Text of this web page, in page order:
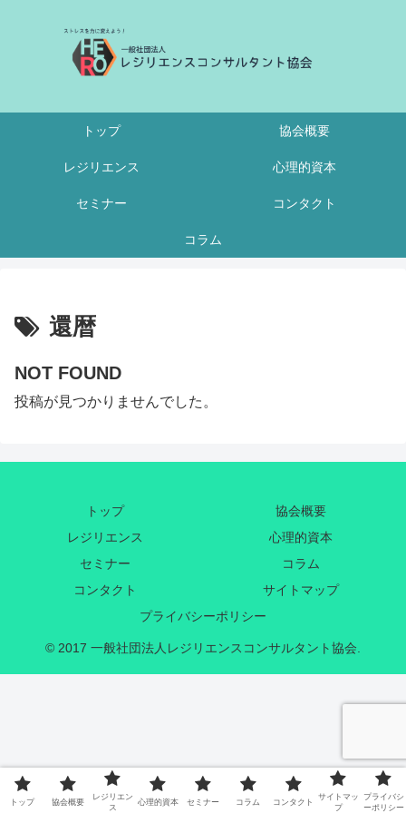
トップ 協会概要
レジリエンス 心理的資本
セミナー コンタクト
コラム
還暦
NOT FOUND
投稿が見つかりませんでした。
トップ
協会概要
レジリエンス
心理的資本
セミナー
コラム
コンタクト
サイトマップ
プライバシーポリシー
© 2017 一般社団法人レジリエンスコンサルタント協会.
トップ 協会概要
レジリエン
ス
心理的資本 セミナー コラム コンタクト
サイトマッ
プ
プライバシ
ーポリシー